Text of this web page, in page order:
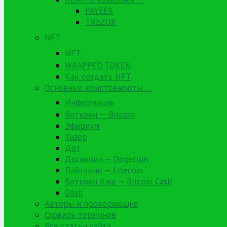
PAYEER
TREZOR
NFT
NFT
WRAPPED TOKEN
Как создать NFT
Основные криптовалюты …
Информация
Биткоин — Bitcoin
Эфириум
Тизер
Дот
Догикоин — Dogecoin
Лайткоин — Litecoin
Биткоин Кэш — Bitcoin Cash
Dash
Авторы и проверяющие
Словарь терминов